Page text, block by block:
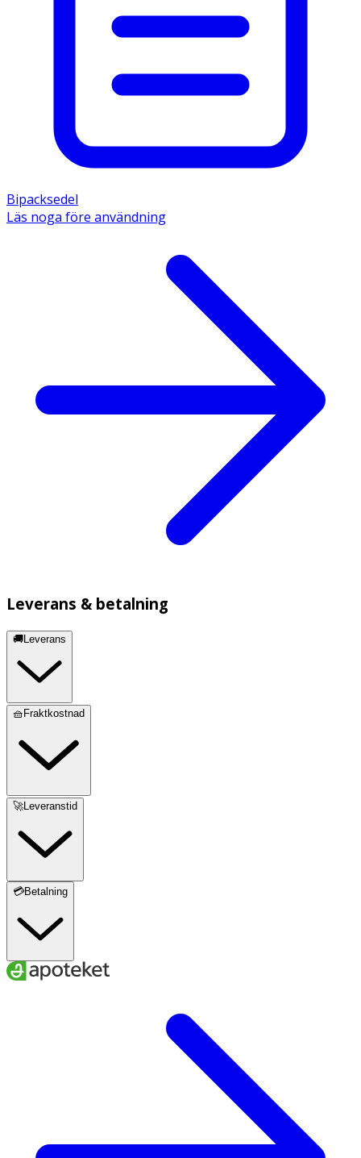
Bipacksedel
Läs noga före användning
Leverans & betalning
🚚Leverans
🧺Fraktkostnad
🚀Leveranstid
💳Betalning